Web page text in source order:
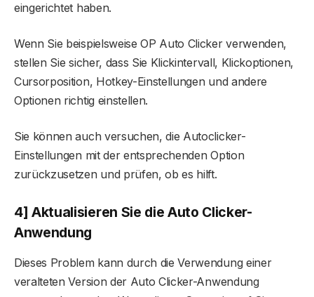
eingerichtet haben.
Wenn Sie beispielsweise OP Auto Clicker verwenden,
stellen Sie sicher, dass Sie Klickintervall, Klickoptionen,
Cursorposition, Hotkey-Einstellungen und andere
Optionen richtig einstellen.
Sie können auch versuchen, die Autoclicker-
Einstellungen mit der entsprechenden Option
zurückzusetzen und prüfen, ob es hilft.
4] Aktualisieren Sie die Auto Clicker-
Anwendung
Dieses Problem kann durch die Verwendung einer
veralteten Version der Auto Clicker-Anwendung